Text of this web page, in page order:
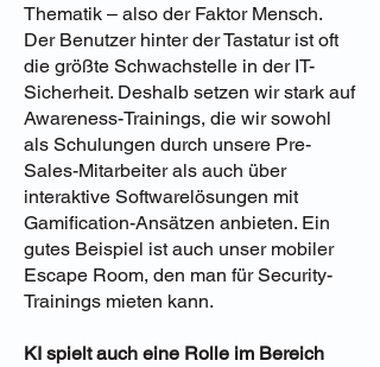
Thematik – also der Faktor Mensch.
Der Benutzer hinter der Tastatur ist oft
die größte Schwachstelle in der IT-
Sicherheit. Deshalb setzen wir stark auf
Awareness-Trainings, die wir sowohl
als Schulungen durch unsere Pre-
Sales-Mitarbeiter als auch über
interaktive Softwarelösungen mit
Gamification-Ansätzen anbieten. Ein
gutes Beispiel ist auch unser mobiler
Escape Room, den man für Security-
Trainings mieten kann.
KI spielt auch eine Rolle im Bereich